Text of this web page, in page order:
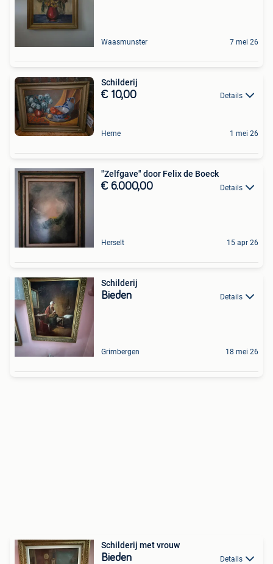
Waasmunster 7 mei 26
Schilderij
€ 10,00 Details
Herne 1 mei 26
"Zelfgave" door Felix de Boeck
€ 6.000,00 Details
Herselt 15 apr 26
Schilderij
Bieden Details
Grimbergen 18 mei 26
Schilderij met vrouw
Bieden Details